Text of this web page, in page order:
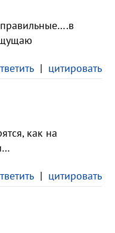
| цитировать
как на
| цитировать